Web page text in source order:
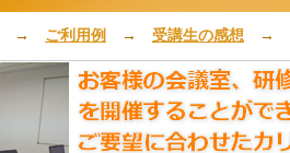
→ ご利用例 → 受講生の感想 →